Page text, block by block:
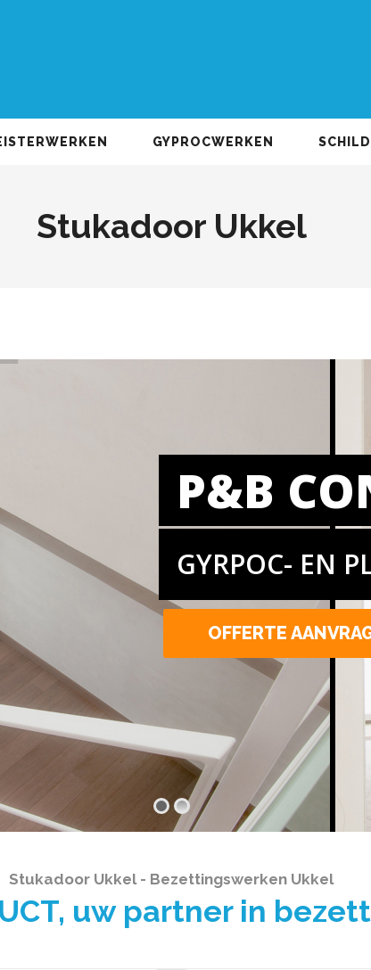
GYPROCWERKEN
Stukadoor Ukkel
P&B
GYRPOC- EN
OFFERTE
Stukadoor Ukkel - Bezettingswerken Ukkel
uw partner in